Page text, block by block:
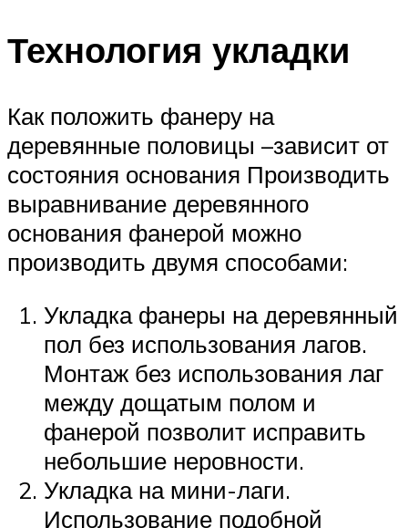
Технология укладки
Как положить фанеру на
деревянные половицы –зависит от
состояния основания Производить
выравнивание деревянного
основания фанерой можно
производить двумя способами:
Укладка фанеры на деревянный
пол без использования лагов.
Монтаж без использования лаг
между дощатым полом и
фанерой позволит исправить
небольшие неровности.
Укладка на мини-лаги.
Использование подобной